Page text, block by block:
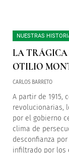
NUESTRAS
LA TRÁGICA
OTILIO
CARLOS BARRETO
A partir de 1915,
revolucionarias,
por el gobierno
clima de
desconfianza
infiltrado por los